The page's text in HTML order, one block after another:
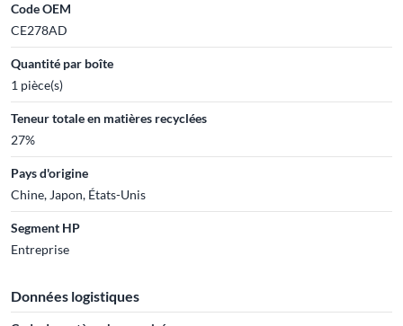
Code OEM
CE278AD
Quantité par boîte
1 pièce(s)
Teneur totale en matières recyclées
27%
Pays d'origine
Chine, Japon, États-Unis
Segment HP
Entreprise
Données logistiques